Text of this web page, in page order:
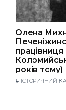
Олена
років тому)
# ІСТОРИЧНИЙ